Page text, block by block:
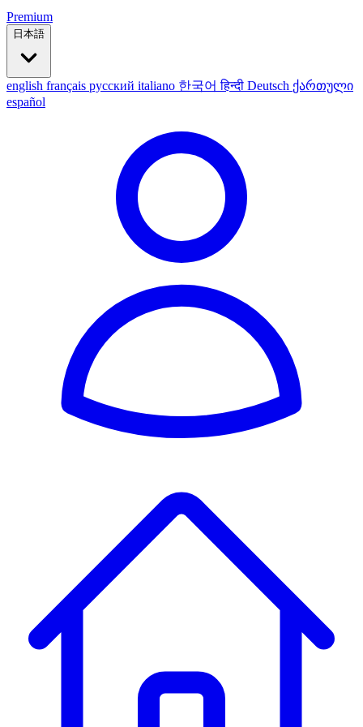
Premium
日本語
english français русский italiano 한국어हिन्दी Deutsch ქართული
español